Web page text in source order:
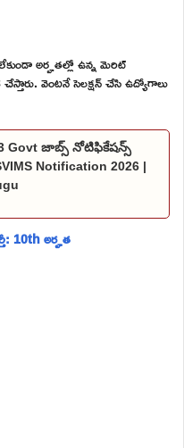
లేకుండా అర్హతల్లో ఉన్న మెరిట్
వెంటనే సెలక్షన్ చేసి ఉద్యోగాలు
Govt జాబ్స్ నోటిఫికేషన్స్
Notification 2026 |
10th అర్హత